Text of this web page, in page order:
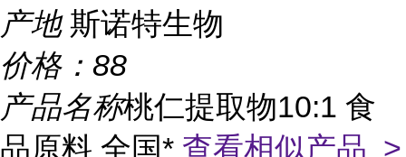
产地 斯诺特生物
价格： 88
产品名称桃仁提取物10:1 食
品原料 全国* 查看相似产品 >